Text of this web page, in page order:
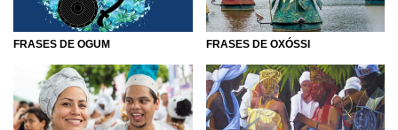
FRASES DE OGUM FRASES DE OXÓSSI